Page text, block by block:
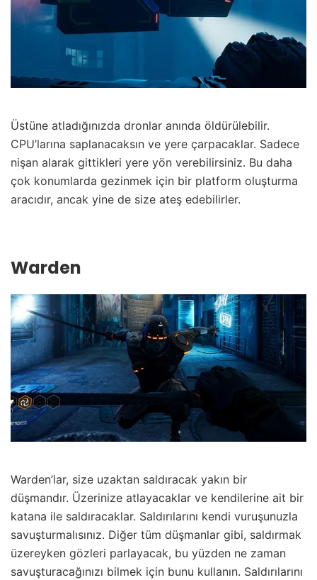
Üstüne atladığınızda dronlar anında öldürülebilir.
CPU’larına saplanacaksın ve yere çarpacaklar. Sadece
nişan alarak gittikleri yere yön verebilirsiniz. Bu daha
çok konumlarda gezinmek için bir platform oluşturma
aracıdır, ancak yine de size ateş edebilirler.
Warden
Warden’lar, size uzaktan saldıracak yakın bir
düşmandır. Üzerinize atlayacaklar ve kendilerine ait bir
katana ile saldıracaklar. Saldırılarını kendi vuruşunuzla
savuşturmalısınız. Diğer tüm düşmanlar gibi, saldırmak
üzereyken gözleri parlayacak, bu yüzden ne zaman
savuşturacağınızı bilmek için bunu kullanın. Saldırılarını